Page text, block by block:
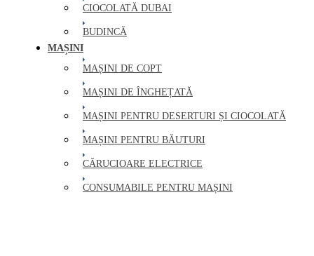
CIOCOLATĂ DUBAI
BUDINCĂ
MAȘINI
MAȘINI DE COPT
MAȘINI DE ÎNGHEȚATĂ
MAȘINI PENTRU DESERTURI ȘI CIOCOLATĂ
MAȘINI PENTRU BĂUTURI
CĂRUCIOARE ELECTRICE
CONSUMABILE PENTRU MAȘINI